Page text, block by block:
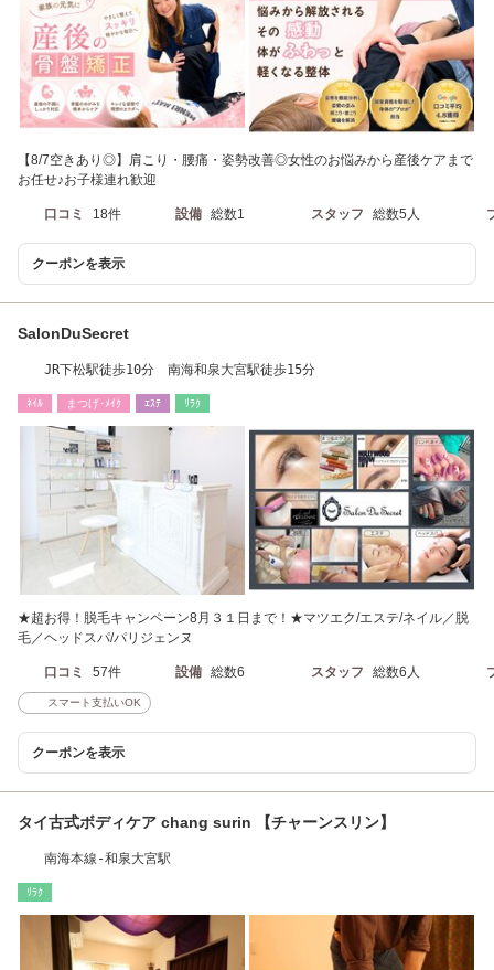
【8/7空きあり◎】肩こり・腰痛・姿勢改善◎女性のお悩みから産後ケアまで
お任せ♪お子様連れ歓迎
口コミ 18件 設備 総数1 スタッフ 総数5人
クーポンを表示
SalonDuSecret
JR下松駅徒歩10分 南海和泉大宮駅徒歩15分
ﾈｲﾙ まつげ･ﾒｲｸ ｴｽﾃ ﾘﾗｸ
★超お得！脱毛キャンペーン8月３１日まで！★マツエク/エステ/ネイル／脱
毛／ヘッドスパ/パリジェンヌ
口コミ 57件 設備 総数6 スタッフ 総数6人
スマート支払いOK
クーポンを表示
タイ古式ボディケア chang surin 【チャーンスリン】
南海本線-和泉大宮駅
ﾘﾗｸ